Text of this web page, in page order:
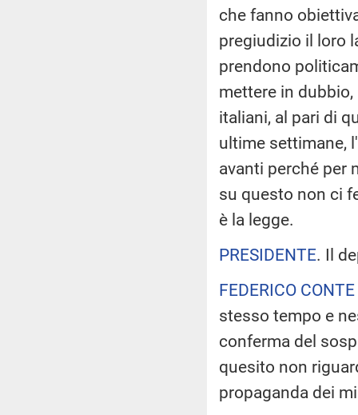
che fanno
pregiudizio il loro
prendono
mettere in
italiani, al pari di
ultime settimane,
avanti perché per
su questo non ci
è la legge.
PRESIDENTE. Il
FEDERICO CONTE
stesso tempo e
conferma del
quesito non
propaganda dei